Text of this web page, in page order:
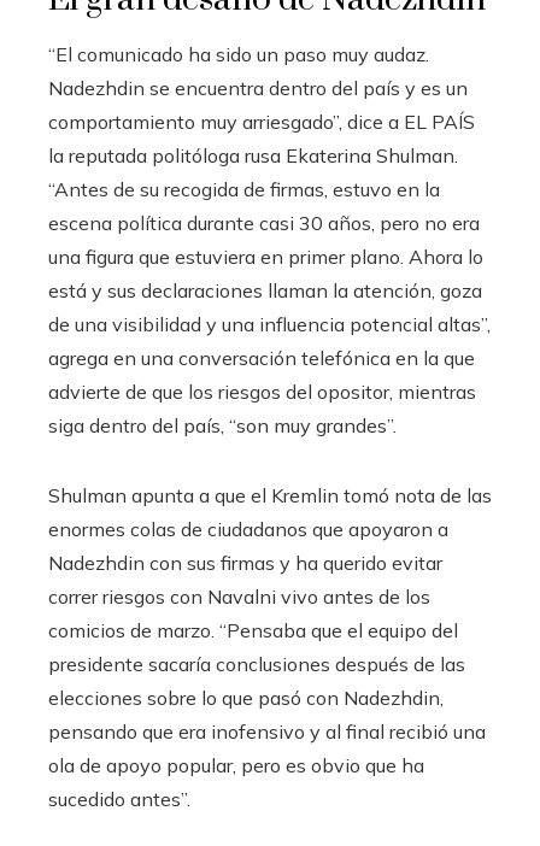
“El comunicado ha sido un paso muy audaz.
Nadezhdin se encuentra dentro del país y es un
comportamiento muy arriesgado”, dice a EL PAÍS
la reputada politóloga rusa Ekaterina Shulman.
“Antes de su recogida de firmas, estuvo en la
escena política durante casi 30 años, pero no era
una figura que estuviera en primer plano. Ahora lo
está y sus declaraciones llaman la atención, goza
de una visibilidad y una influencia potencial altas”,
agrega en una conversación telefónica en la que
advierte de que los riesgos del opositor, mientras
siga dentro del país, “son muy grandes”.
Shulman apunta a que el Kremlin tomó nota de las
enormes colas de ciudadanos que apoyaron a
Nadezhdin con sus firmas y ha querido evitar
correr riesgos con Navalni vivo antes de los
comicios de marzo. “Pensaba que el equipo del
presidente sacaría conclusiones después de las
elecciones sobre lo que pasó con Nadezhdin,
pensando que era inofensivo y al final recibió una
ola de apoyo popular, pero es obvio que ha
sucedido antes”.